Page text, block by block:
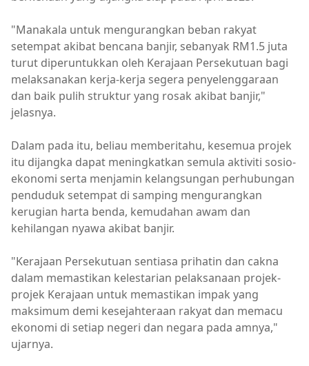
"Manakala untuk mengurangkan beban rakyat
setempat akibat bencana banjir, sebanyak RM1.5 juta
turut diperuntukkan oleh Kerajaan Persekutuan bagi
melaksanakan kerja-kerja segera penyelenggaraan
dan baik pulih struktur yang rosak akibat banjir,"
jelasnya.
Dalam pada itu, beliau memberitahu, kesemua projek
itu dijangka dapat meningkatkan semula aktiviti sosio-
ekonomi serta menjamin kelangsungan perhubungan
penduduk setempat di samping mengurangkan
kerugian harta benda, kemudahan awam dan
kehilangan nyawa akibat banjir.
"Kerajaan Persekutuan sentiasa prihatin dan cakna
dalam memastikan kelestarian pelaksanaan projek-
projek Kerajaan untuk memastikan impak yang
maksimum demi kesejahteraan rakyat dan memacu
ekonomi di setiap negeri dan negara pada amnya,"
ujarnya.